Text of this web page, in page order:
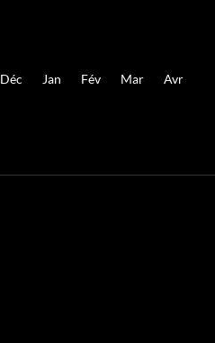
Déc Jan Fév Mar Avr